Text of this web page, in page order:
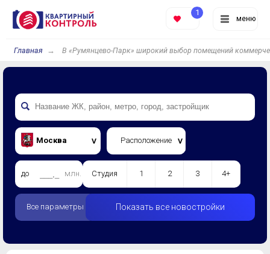
меню
1
Главная В «Румянцево-Парк» широкий выбор помещений
Москва Расположение
до млн. Студия 1 2 3 4+
Все параметры Показать все новостройки